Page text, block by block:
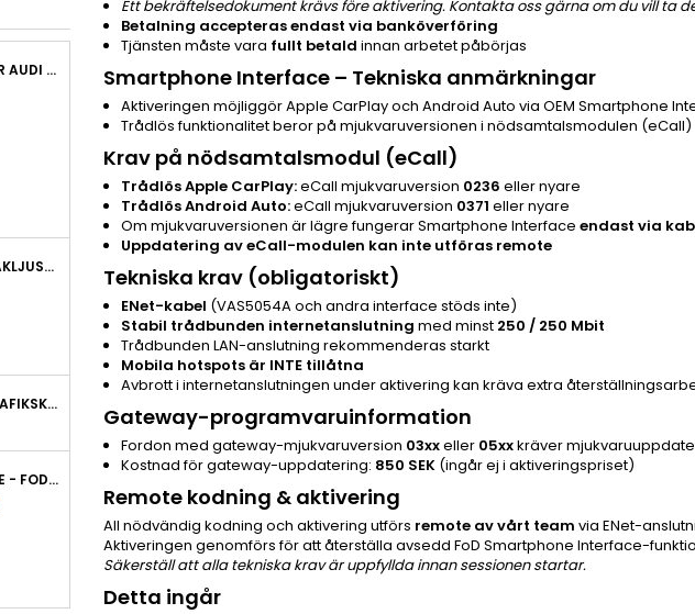
ENET-KABEL FÖR AUDI EFTERMONTERING & RETROLAB PRO
AUDI A4 B9 - BAKLJUSANIMATION
AUDI A5 F5 - TRAFIKSKYLTIGENKÄNNING
AUDI E-TRON GE - FOD FUNKTIONER AKTIVERING
Ett bekräftelsedokument krävs före aktivering. Kontakta oss gärna om du vill ta
Betalning accepteras endast via banköverföring
Tjänsten måste vara fullt betald innan arbetet påbörjas
Smartphone Interface – Tekniska anmärkningar
Aktiveringen möjliggör Apple CarPlay och Android Auto via OEM Smartphone
Trådlös funktionalitet beror på mjukvaruversionen i nödsamtalsmodulen (eCall)
Krav på nödsamtalsmodul (eCall)
Trådlös Apple CarPlay:eCall mjukvaruversion 0236 eller nyare
Trådlös Android Auto:eCall mjukvaruversion 0371 eller nyare
Om mjukvaruversionen är lägre fungerar Smartphone Interface endast via
Uppdatering av eCall-modulen kan inte utföras remote
Tekniska krav (obligatoriskt)
ENet-kabel (VAS5054A och andra interface stöds inte)
Stabil trådbunden internetanslutning med minst 250 / 250 Mbit
Trådbunden LAN-anslutning rekommenderas starkt
Mobila hotspots är INTE tillåtna
Avbrott i internetanslutningen under aktivering kan kräva extra
Gateway-programvaruinformation
Fordon med gateway-mjukvaruversion 03xxeller 05xxkräver
Kostnad för gateway-uppdatering: 850 SEK (ingår ej i aktiveringspriset)
Remote kodning & aktivering
All nödvändig kodning och aktivering utförs remote av vårt team via ENet-
Aktiveringen genomförs för att återställa avsedd FoD Smartphone Interface-
Säkerställ att alla tekniska krav är uppfyllda innan sessionen startar.
Detta ingår